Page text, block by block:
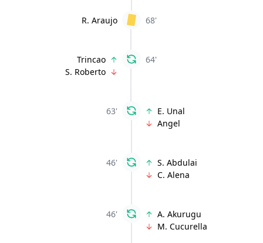
68'
R. Araujo
64'
Trincao
S. Roberto
63'
E. Unal
Angel
46'
S. Abdulai
C. Alena
46'
A. Akurugu
M. Cucurella